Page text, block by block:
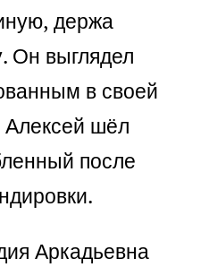
держа
Он выглядел
в своей
Алексей шёл
после
Аркадьевна